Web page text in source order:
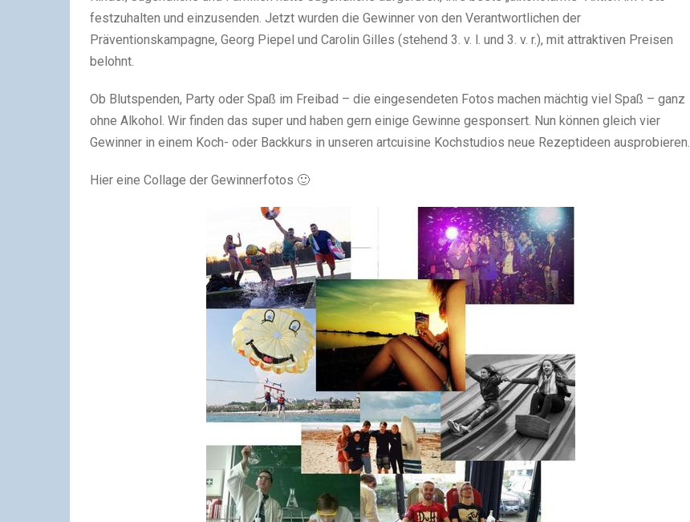
festzuhalten und einzusenden. Jetzt wurden die Gewinner von den Verantwortlichen der
Präventionskampagne, Georg Piepel und Carolin Gilles (stehend 3. v. l. und 3. v. r.), mit attraktiven Preisen
belohnt.
Ob Blutspenden, Party oder Spaß im Freibad – die eingesendeten Fotos machen mächtig viel Spaß – ganz
ohne Alkohol. Wir finden das super und haben gern einige Gewinne gesponsert. Nun können gleich vier
Gewinner in einem Koch- oder Backkurs in unseren artcuisine Kochstudios neue Rezeptideen ausprobieren.
Hier eine Collage der Gewinnerfotos 🙂